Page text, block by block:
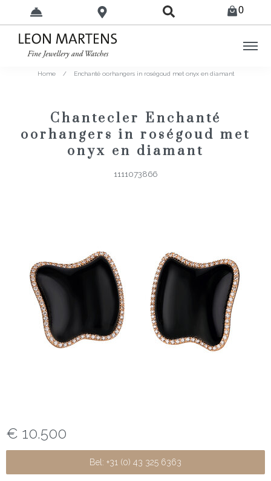
0
Home / Enchanté oorhangers in roségoud met onyx en diamant
Chantecler Enchanté
oorhangers in roségoud met
onyx en diamant
1111073866
€ 10.500
Bel: +31 (0) 43 325 6363